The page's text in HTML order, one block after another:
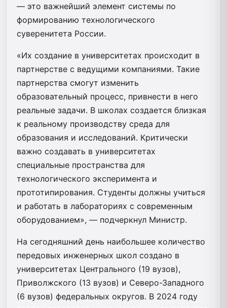
— это важнейший элемент системы по
формированию технологического
суверенитета России.
«Их создание в университетах происходит в
партнерстве с ведущими компаниями. Такие
партнерства смогут изменить
образовательный процесс, привнести в него
реальные задачи. В школах создается близкая
к реальному производству среда для
образования и исследований. Критически
важно создавать в университетах
специальные пространства для
технологического эксперимента и
прототипирования. Студенты должны учиться
и работать в лабораториях с современным
оборудованием», — подчеркнул Министр.
На сегодняшний день наибольшее количество
передовых инженерных школ создано в
университетах Центрального (19 вузов),
Приволжского (13 вузов) и Северо-Западного
(6 вузов) федеральных округов. В 2024 году